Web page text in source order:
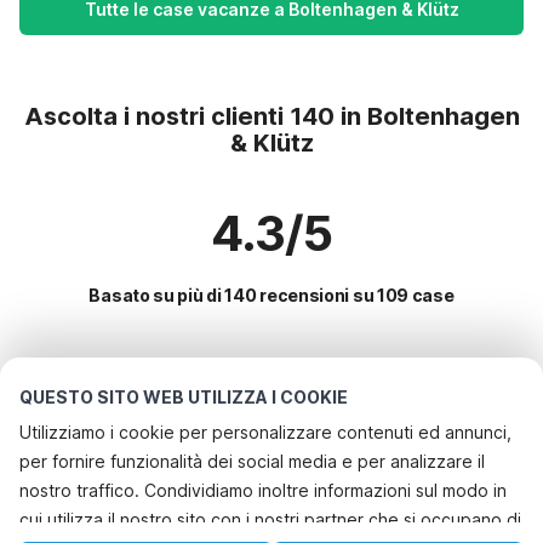
QUESTO SITO WEB UTILIZZA I COOKIE
Utilizziamo i cookie per personalizzare contenuti ed annunci,
per fornire funzionalità dei social media e per analizzare il
nostro traffico. Condividiamo inoltre informazioni sul modo in
cui utilizza il nostro sito con i nostri partner che si occupano di
Tutte le case vacanze a Boltenhagen & Klütz
Ascolta i nostri clienti 140 in Boltenhagen
& Klütz
4.3/5
Basato su più di 140 recensioni su 109 case
Le destinazioni più popolari per le
vacanze
Servizi più popolari per le vacanze in Boltenhagen & klütz
Casa vacanze al mare
Le migliori regioni con i migliori servizi per le vacanze